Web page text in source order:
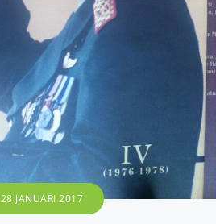
28 JANUARI 2017